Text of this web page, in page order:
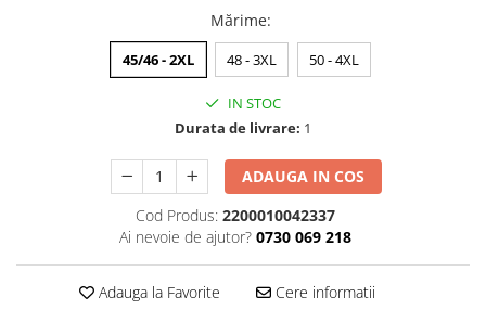
Mărime:
45/46 - 2XL 48 - 3XL 50 - 4XL
IN STOC
Durata de livrare: 1
ADAUGA IN COS
Cod Produs: 2200010042337
Ai nevoie de ajutor? 0730 069 218
Adauga la Favorite Cere informatii